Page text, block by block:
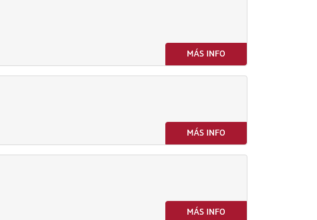
MÁS INFO
MÁS INFO
MÁS INFO